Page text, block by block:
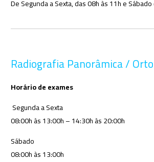
De Segunda a Sexta, das 08h às 11h e
Radiografia Panorâmica /
Horário de exames
Segunda a Sexta
08:00h às 13:00h – 14:30h às 20:00h
Sábado
08:00h às 13:00h